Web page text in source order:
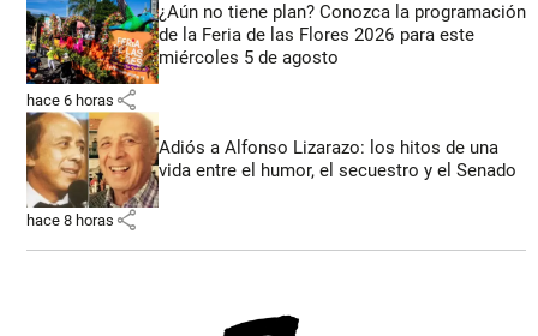
¿Aún no tiene plan? Conozca la programación
de la Feria de las Flores 2026 para este
miércoles 5 de agosto
hace 6 horas share
Adiós a Alfonso Lizarazo: los hitos de una
vida entre el humor, el secuestro y el Senado
hace 8 horas share